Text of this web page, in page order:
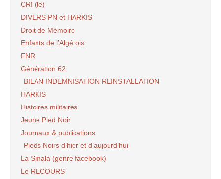
CRI (le)
DIVERS PN et HARKIS
Droit de Mémoire
Enfants de l’Algérois
FNR
Génération 62
BILAN INDEMNISATION REINSTALLATION
HARKIS
Histoires militaires
Jeune Pied Noir
Journaux & publications
Pieds Noirs d’hier et d’aujourd’hui
La Smala (genre facebook)
Le RECOURS